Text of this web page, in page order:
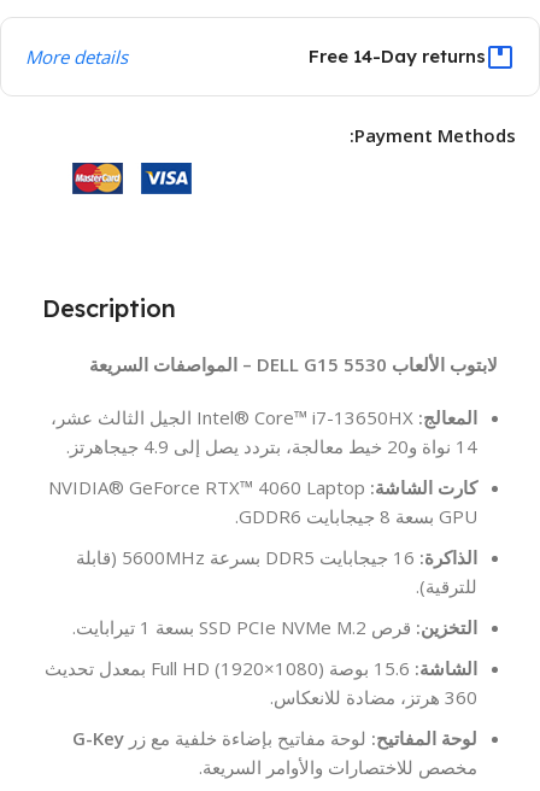
Free 14-Day returns
More details
Payment Methods:
Description
لابتوب الألعاب DELL G15 5530 – المواصفات السريعة
المعالج:
Intel® Core™ i7-13650HX الجيل الثالث عشر،
14 نواة و20 خيط معالجة، بتردد يصل إلى 4.9 جيجاهرتز.
كارت الشاشة: NVIDIA® GeForce RTX™ 4060 Laptop
GPU بسعة 8 جيجابايت GDDR6.
الذاكرة:
16 جيجابايت DDR5 بسرعة 5600MHz (قابلة
للترقية).
التخزين: قرص SSD PCIe NVMe M.2 بسعة 1 تيرابايت.
الشاشة:
15.6 بوصة Full HD (1920×1080) بمعدل تحديث
360 هرتز، مضادة للانعكاس.
لوحة المفاتيح: لوحة مفاتيح بإضاءة خلفية مع زر G-Key
مخصص للاختصارات والأوامر السريعة.